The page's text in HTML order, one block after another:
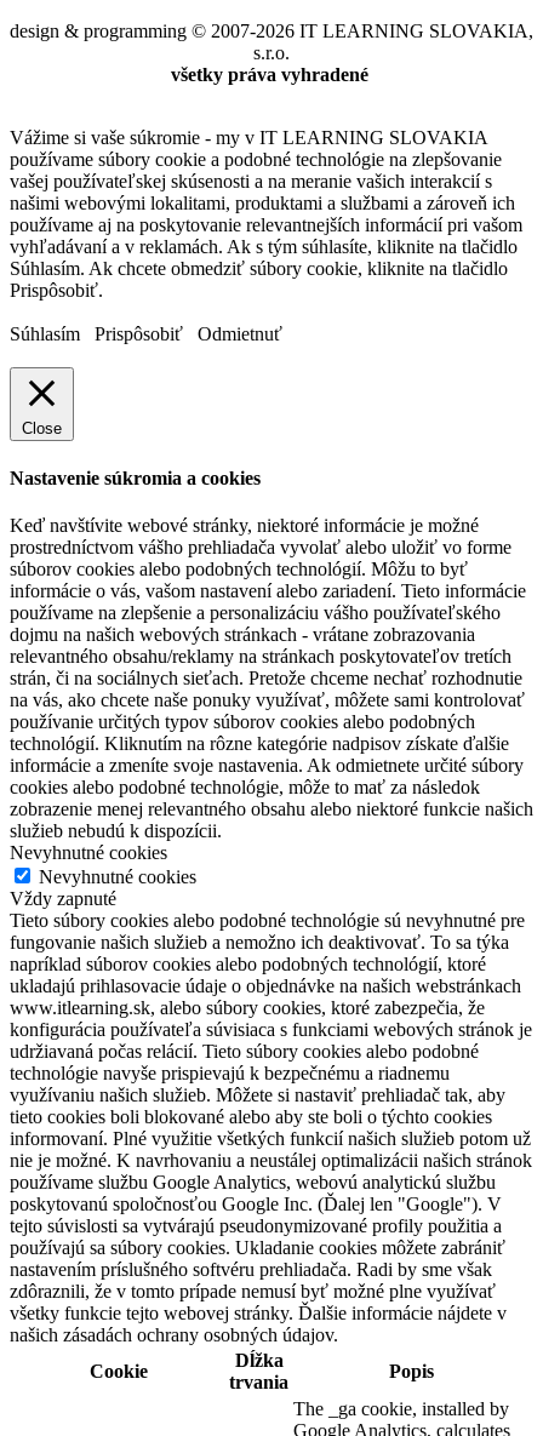
design & programming © 2007-2026 IT LEARNING SLOVAKIA,
s.r.o.
všetky práva vyhradené
Vážime si vaše súkromie - my v IT LEARNING SLOVAKIA
používame súbory cookie a podobné technológie na zlepšovanie
vašej používateľskej skúsenosti a na meranie vašich interakcií s
našimi webovými lokalitami, produktami a službami a zároveň ich
používame aj na poskytovanie relevantnejších informácií pri vašom
vyhľadávaní a v reklamách. Ak s tým súhlasíte, kliknite na tlačidlo
Súhlasím. Ak chcete obmedziť súbory cookie, kliknite na tlačidlo
Prispôsobiť.
Súhlasím Prispôsobiť Odmietnuť
Close
Nastavenie súkromia a cookies
Keď navštívite webové stránky, niektoré informácie je možné
prostredníctvom vášho prehliadača vyvolať alebo uložiť vo forme
súborov cookies alebo podobných technológií. Môžu to byť
informácie o vás, vašom nastavení alebo zariadení. Tieto informácie
používame na zlepšenie a personalizáciu vášho používateľského
dojmu na našich webových stránkach - vrátane zobrazovania
relevantného obsahu/reklamy na stránkach poskytovateľov tretích
strán, či na sociálnych sieťach. Pretože chceme nechať rozhodnutie
na vás, ako chcete naše ponuky využívať, môžete sami kontrolovať
používanie určitých typov súborov cookies alebo podobných
technológií. Kliknutím na rôzne kategórie nadpisov získate ďalšie
informácie a zmeníte svoje nastavenia. Ak odmietnete určité súbory
cookies alebo podobné technológie, môže to mať za následok
zobrazenie menej relevantného obsahu alebo niektoré funkcie našich
služieb nebudú k dispozícii.
Nevyhnutné cookies
Nevyhnutné cookies
Vždy zapnuté
Tieto súbory cookies alebo podobné technológie sú nevyhnutné pre
fungovanie našich služieb a nemožno ich deaktivovať. To sa týka
napríklad súborov cookies alebo podobných technológií, ktoré
ukladajú prihlasovacie údaje o objednávke na našich webstránkach
www.itlearning.sk, alebo súbory cookies, ktoré zabezpečia, že
konfigurácia používateľa súvisiaca s funkciami webových stránok je
udržiavaná počas relácií. Tieto súbory cookies alebo podobné
technológie navyše prispievajú k bezpečnému a riadnemu
využívaniu našich služieb. Môžete si nastaviť prehliadač tak, aby
tieto cookies boli blokované alebo aby ste boli o týchto cookies
informovaní. Plné využitie všetkých funkcií našich služieb potom už
nie je možné. K navrhovaniu a neustálej optimalizácii našich stránok
používame službu Google Analytics, webovú analytickú službu
poskytovanú spoločnosťou Google Inc. (Ďalej len "Google"). V
tejto súvislosti sa vytvárajú pseudonymizované profily použitia a
používajú sa súbory cookies. Ukladanie cookies môžete zabrániť
nastavením príslušného softvéru prehliadača. Radi by sme však
zdôraznili, že v tomto prípade nemusí byť možné plne využívať
všetky funkcie tejto webovej stránky. Ďalšie informácie nájdete v
našich zásadách ochrany osobných údajov.
Cookie
Dĺžka
trvania
Popis
The _ga cookie, installed by
Google Analytics, calculates